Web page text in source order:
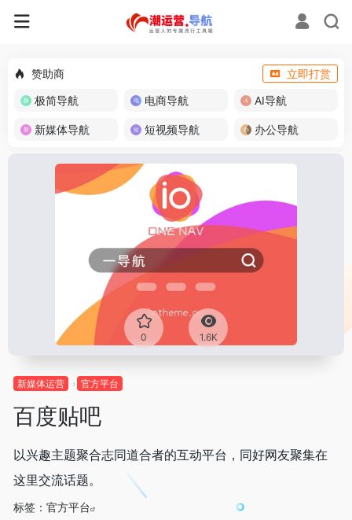
赞助商
立即打赏
极简导航
电商导航 AI导航
新媒体导航 短视频导航 办公导航
0 1.6K
新媒体运营 官方平台
百度贴吧
以兴趣主题聚合志同道合者的互动平台，同好网友聚集在
这里交流话题。
标签： 官方平台